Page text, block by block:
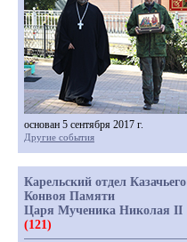
основан 5 сентября 2017 г.
Другие события
Карельский отдел Казачьего
Конвоя Памяти
Царя Мученика Николая II
(121)